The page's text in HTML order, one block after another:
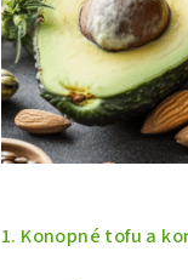
1. Konopné tofu a